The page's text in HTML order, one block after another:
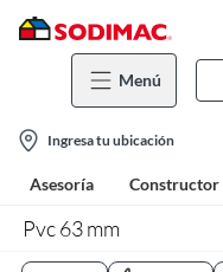
Menú
location-
icon
Ingresa tu ubicación
Asesoría Constructor
Pvc 63 mm